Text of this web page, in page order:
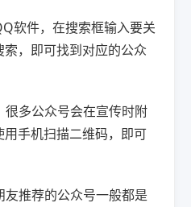
软件，在搜索框输入要关
，即可找到对应的公众
多公众号会在宣传时附
手机扫描二维码，即可
推荐的公众号一般都是